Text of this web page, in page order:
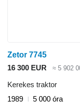
Zetor 7745
16 300 EUR
≈ 5 902
Kerekes traktor
1989
5 000 óra